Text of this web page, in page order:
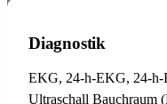
Diagnostik
EKG, 24-h-EKG, 24-h-
Ultraschall Bauchraum